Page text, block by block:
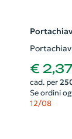
€ 2,37
cad. per
Se ordini
12/08